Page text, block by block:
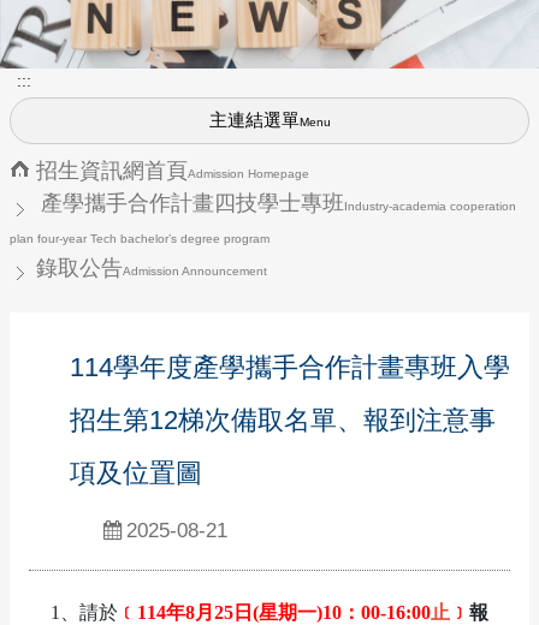
:::
主連結選單Menu
招生資訊網首頁Admission Homepage
產學攜手合作計畫四技學士專班Industry-academia cooperation
plan four-year Tech bachelor’s degree program
錄取公告Admission Announcement
114學年度產學攜手合作計畫專班入學
招生第12梯次備取名單、報到注意事
項及位置圖
2025-08-21
1、請於﹝114年8月25日(星期一)10：00-16:00止﹞ 報